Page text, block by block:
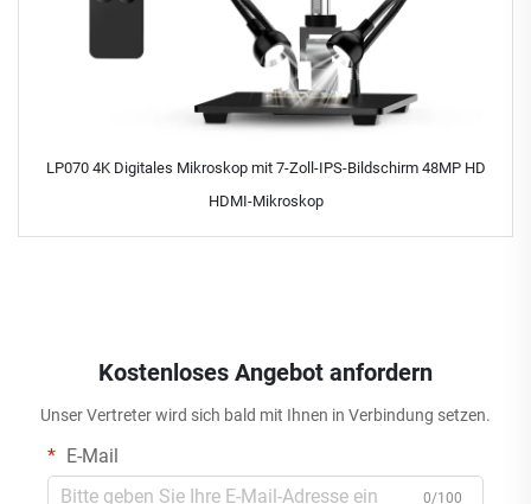
LP070 4K Digitales Mikroskop mit 7-Zoll-IPS-Bildschirm 48MP HD
HDMI-Mikroskop
Kostenloses Angebot anfordern
Unser Vertreter wird sich bald mit Ihnen in Verbindung setzen.
E-Mail
0/100